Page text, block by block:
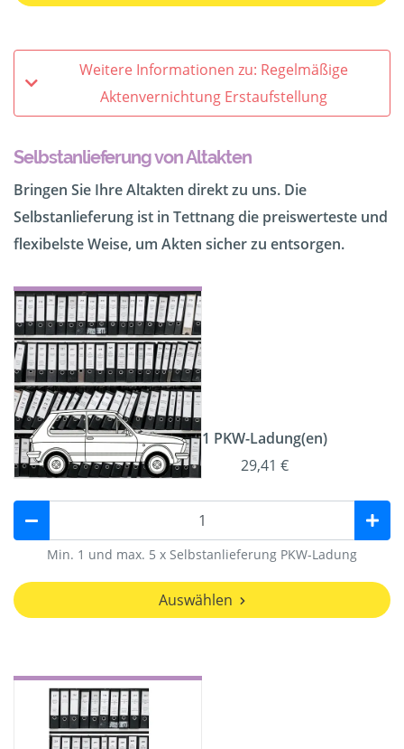
Weitere Informationen zu: Regelmäßige
Aktenvernichtung Erstaufstellung
Selbstanlieferung von Altakten
Bringen Sie Ihre Altakten direkt zu uns. Die
Selbstanlieferung ist in Tettnang die preiswerteste und
flexibelste Weise, um Akten sicher zu entsorgen.
1 PKW-Ladung(en)
29,41 €
Min. 1 und max. 5 x Selbstanlieferung PKW-Ladung
Auswählen